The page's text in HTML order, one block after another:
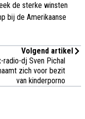
de sterke winsten
bij de Amerikaanse
Volgend artikel
radio-dj Sven Pichal
zich voor bezit
van kinderporno